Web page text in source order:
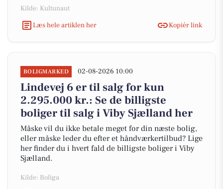
Kilde: Kultunaut
Læs hele artiklen her
Kopiér link
BOLIGMARKED 02-08-2026 10:00
Lindevej 6 er til salg for kun
2.295.000 kr.: Se de billigste
boliger til salg i Viby Sjælland her
Måske vil du ikke betale meget for din næste bolig,
eller måske leder du efter et håndværkertilbud? Lige
her finder du i hvert fald de billigste boliger i Viby
Sjælland.
Kilde: Boliga